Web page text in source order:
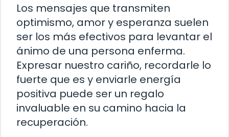
Los mensajes que transmiten
optimismo, amor y esperanza suelen
ser los más efectivos para levantar el
ánimo de una persona enferma.
Expresar nuestro cariño, recordarle lo
fuerte que es y enviarle energía
positiva puede ser un regalo
invaluable en su camino hacia la
recuperación.